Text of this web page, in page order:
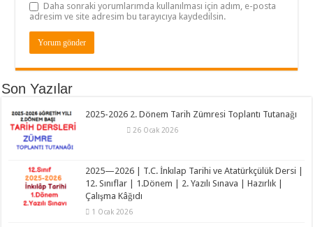
Daha sonraki yorumlarımda kullanılması için adım, e-posta
adresim ve site adresim bu tarayıcıya kaydedilsin.
Son Yazılar
2025-2026 2. Dönem Tarih Zümresi Toplantı Tutanağı
26 Ocak 2026
2025—2026 | T.C. İnkılap Tarihi ve Atatürkçülük Dersi |
12. Sınıflar | 1.Dönem | 2. Yazılı Sınava | Hazırlık |
Çalışma Kâğıdı
1 Ocak 2026